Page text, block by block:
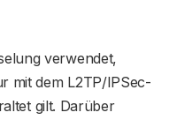
verwendet,
mit dem L2TP/IPSec-
gilt. Darüber